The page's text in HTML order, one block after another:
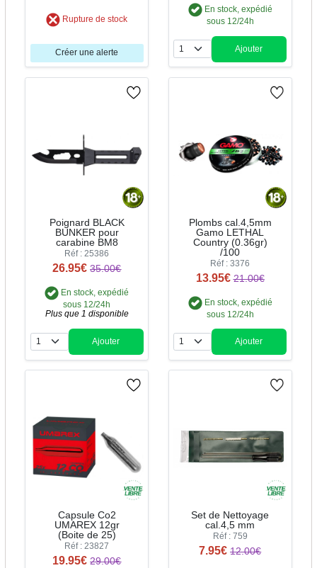
Rupture de stock
Créer une alerte
En stock, expédié
sous 12/24h
Quantité
Ajouter
Poignard BLACK
BUNKER pour
carabine BM8
Réf : 25386
26.95€ 35.00€
En stock, expédié
sous 12/24h
Plus que 1 disponible
Quantité
Ajouter
Plombs cal.4,5mm
Gamo LETHAL
Country (0.36gr)
/100
Réf : 3376
13.95€ 21.00€
En stock, expédié
sous 12/24h
Quantité
Ajouter
Capsule Co2
UMAREX 12gr
(Boite de 25)
Réf : 23827
19.95€ 29.00€
Set de Nettoyage
cal.4,5 mm
Réf : 759
7.95€ 12.00€